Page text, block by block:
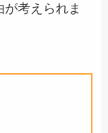
考えられま